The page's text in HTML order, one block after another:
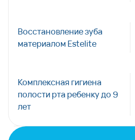
Восстановление зуба
материалом Estelite
Комплексная гигиена
полости рта ребенку до 9
лет